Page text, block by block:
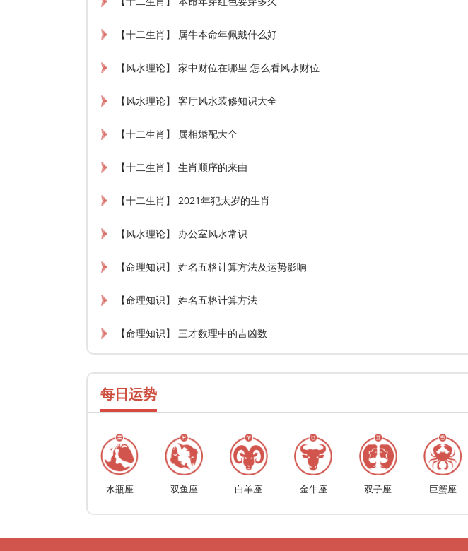
【十二生肖】 属牛本命年佩戴什么好
【风水理论】 家中财位在哪里 怎么看风水财位
【风水理论】 客厅风水装修知识大全
【十二生肖】 属相婚配大全
【十二生肖】 生肖顺序的来由
【十二生肖】 2021年犯太岁的生肖
【风水理论】 办公室风水常识
【命理知识】 姓名五格计算方法及运势影响
【命理知识】 姓名五格计算方法
【命理知识】 三才数理中的吉凶数
每日运势
水瓶座 双鱼座 白羊座 金牛座 双子座 巨蟹座